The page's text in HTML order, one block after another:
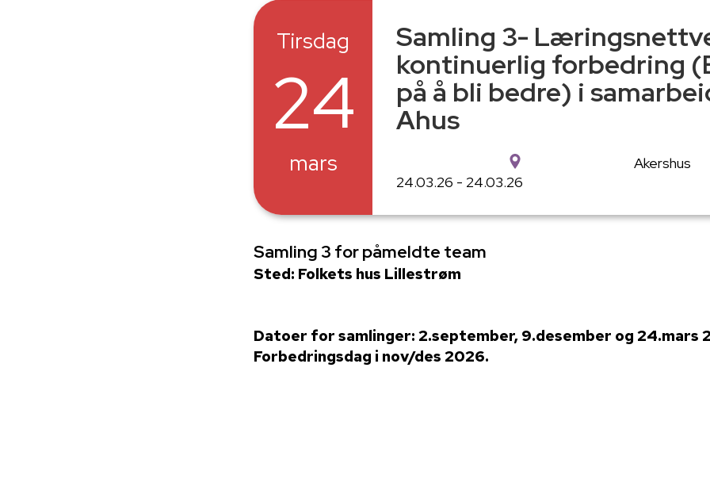
Tirsdag
24
mars
Samling 3-
kontinuerlig forbedring
på å bli bedre) i
Ahus
Akershus
24.03.26 - 24.03.26
Samling 3 for påmeldte team
Sted: Folkets hus Lillestrøm
Datoer for samlinger: 2.september, 9.desember og 24.mars
Forbedringsdag i nov/des 2026.